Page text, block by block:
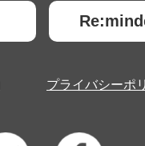
プライバシーポ